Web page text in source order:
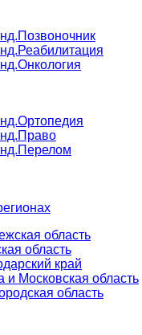
Позвоночник
Реабилитация
Онкология
Ортопедия
Право
Перелом
область
область
край
и Московская область
область